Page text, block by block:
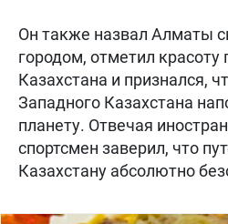
Он также назвал Алматы
городом, отметил
Казахстана и признался,
Западного Казахстана
планету. Отвечая
спортсмен заверил, что
Казахстану абсолютно